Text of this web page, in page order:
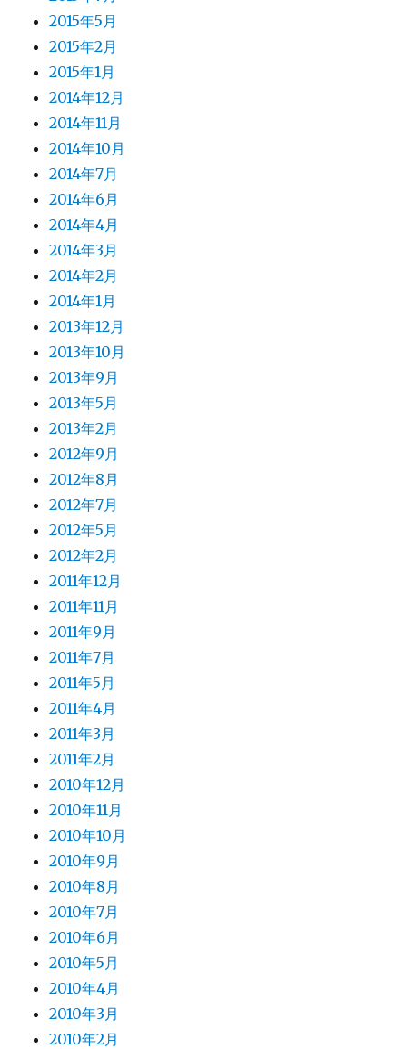
2015年5月
2015年2月
2015年1月
2014年12月
2014年11月
2014年10月
2014年7月
2014年6月
2014年4月
2014年3月
2014年2月
2014年1月
2013年12月
2013年10月
2013年9月
2013年5月
2013年2月
2012年9月
2012年8月
2012年7月
2012年5月
2012年2月
2011年12月
2011年11月
2011年9月
2011年7月
2011年5月
2011年4月
2011年3月
2011年2月
2010年12月
2010年11月
2010年10月
2010年9月
2010年8月
2010年7月
2010年6月
2010年5月
2010年4月
2010年3月
2010年2月